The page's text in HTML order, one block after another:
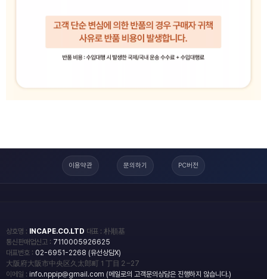
이용약관 문의하기 PC버전
상호명 : INCAPE.CO.LTD 대표 : 朴順基
통신판매업신고 : 7110005926625
대표번호 : 02-6951-2268 (유선상담X)
大阪府大阪市中央区久太郎町１丁目２−27
이메일 : info.nppip@gmail.com (메일로의 고객문의상담은 진행하지 않습니다.)